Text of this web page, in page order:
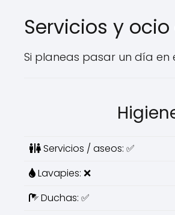
Servicios y
Si planeas pasar un día en
Servicios / aseos: ✅
Lavapies: ❌
Duchas: ✅